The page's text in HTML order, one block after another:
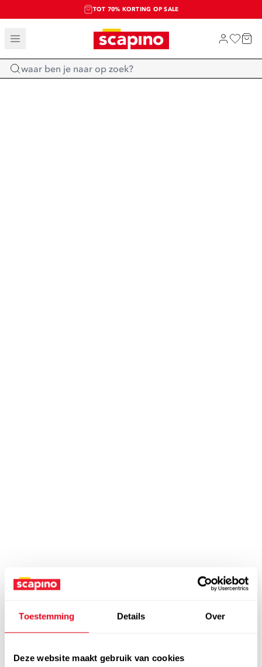
Toestemming Details Over
Deze website maakt gebruik van cookies
TOT 70% KORTING OP SALE
SALE: LAATSTE KANS!
SHOP NIEUW
Home